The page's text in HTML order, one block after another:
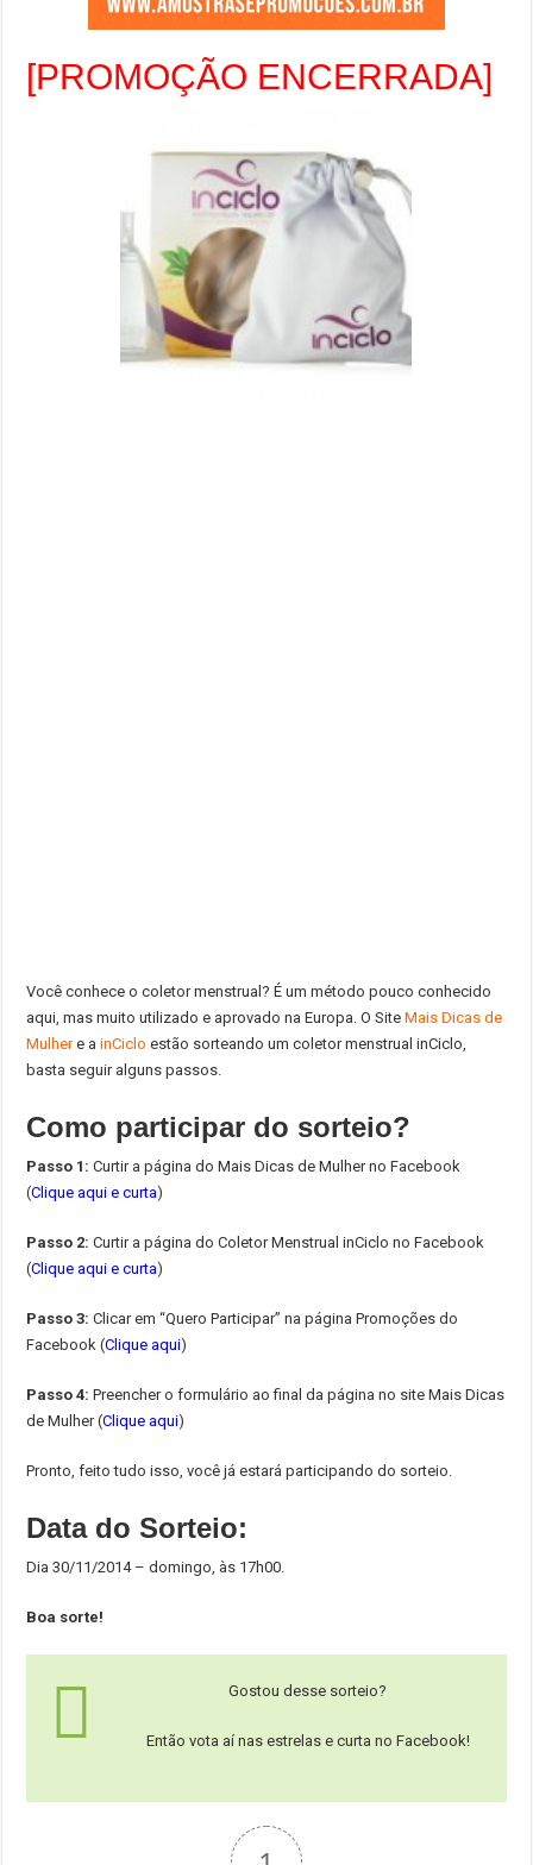
[PROMOÇÃO ENCERRADA]
Você conhece o coletor menstrual? É um método pouco conhecido
aqui, mas muito utilizado e aprovado na Europa. O SiteMais Dicas de
Mulhere ainCiclo estão sorteando um coletor menstrual inCiclo,
basta seguir alguns passos.
Como participar do sorteio?
Passo 1: Curtir a página do Mais Dicas de Mulher no Facebook
(Clique aqui e curta)
Passo 2:Curtir a página do Coletor Menstrual inCiclo no Facebook
(Clique aqui e curta)
Passo 3:Clicar em “Quero Participar” na página Promoções do
Facebook (Clique aqui)
Passo 4:Preencher o formulário ao final da página no site Mais Dicas
de Mulher (Clique aqui)
Pronto, feito tudo isso, você já estará participando do sorteio.
Data do Sorteio:
Dia 30/11/2014 – domingo, às 17h00.
Boa sorte!
Gostou desse sorteio?
Então vota aí nas estrelas e curta no Facebook!